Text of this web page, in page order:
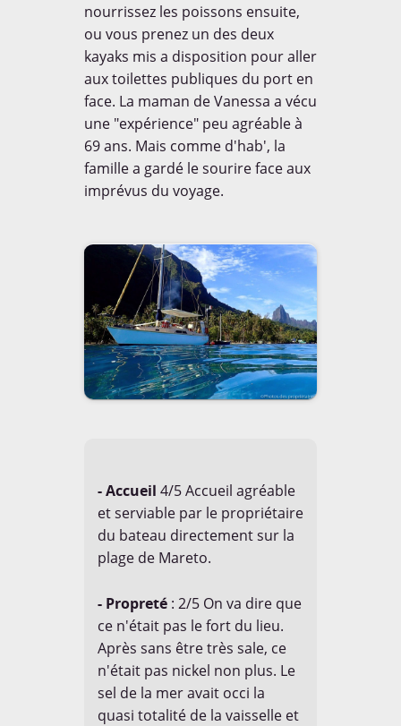
nourrissez les poissons ensuite,
ou vous prenez un des deux
kayaks mis a disposition pour aller
aux toilettes publiques du port en
face. La maman de Vanessa a vécu
une "expérience" peu agréable à
69 ans. Mais comme d'hab', la
famille a gardé le sourire face aux
imprévus du voyage.
- Accueil 4/5 Accueil agréable
et serviable par le propriétaire
du bateau directement sur la
plage de Mareto.
- Propreté : 2/5 On va dire que
ce n'était pas le fort du lieu.
Après sans être très sale, ce
n'était pas nickel non plus. Le
sel de la mer avait occi la
quasi totalité de la vaisselle et